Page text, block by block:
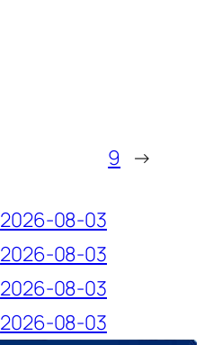
9 →
2026-08-03
2026-08-03
2026-08-03
2026-08-03